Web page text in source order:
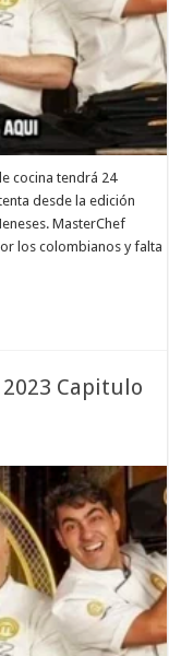
cocina tendrá 24
desde la edición
MasterChef
los colombianos y falta
Capitulo